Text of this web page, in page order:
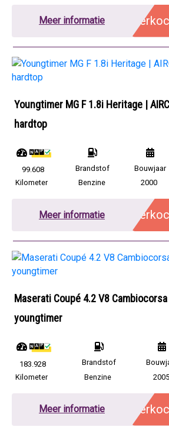
Meer informatie
Youngtimer MG F 1.8i Heritage |
hardtop
99.608
Kilometer
Brandstof
Benzine
Bouwjaar
2000
Meer informatie
Maserati Coupé 4.2 V8
youngtimer
183.928
Kilometer
Brandstof
Benzine
2005
Meer informatie